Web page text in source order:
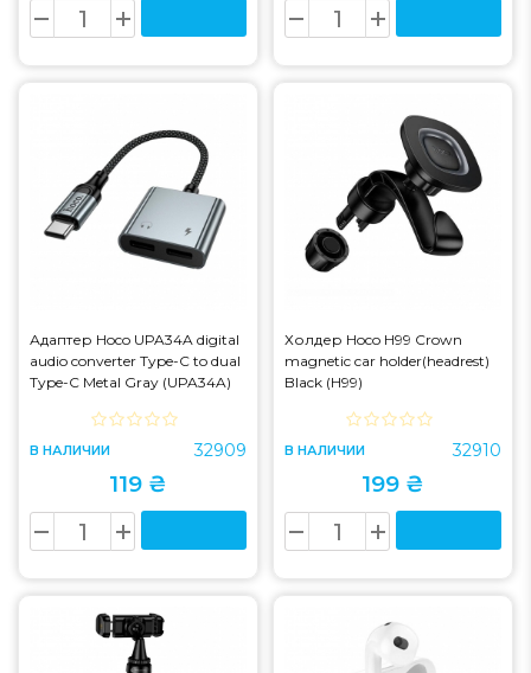
Адаптер Hoco UPA34A digital
audio converter Type-C to dual
Type-C Metal Gray (UPA34A)
В НАЛИЧИИ 32909
119 ₴
Холдер Hoco H99 Crown
magnetic car holder(headrest)
Black (H99)
В НАЛИЧИИ 32910
199 ₴